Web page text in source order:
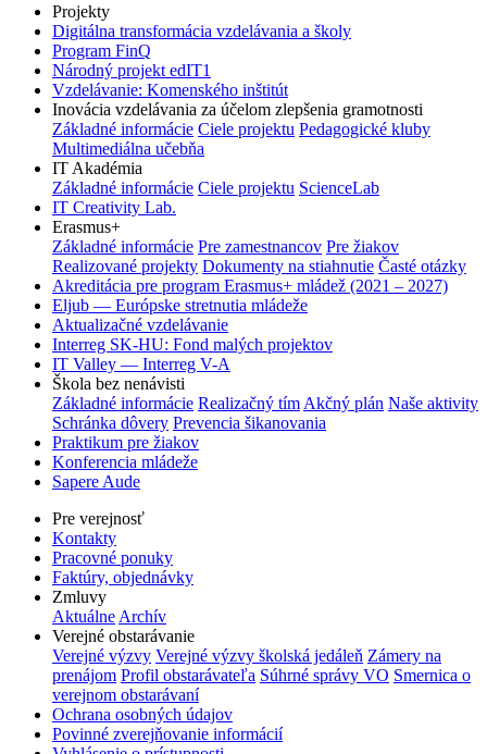
Projekty
Digitálna transformácia vzdelávania a školy
Program FinQ
Národný projekt edIT1
Vzdelávanie: Komenského inštitút
Inovácia vzdelávania za účelom zlepšenia gramotnosti
Základné informácie Ciele projektu Pedagogické kluby
Multimediálna učebňa
IT Akadémia
Základné informácie Ciele projektu ScienceLab
IT Creativity Lab.
Erasmus+
Základné informácie Pre zamestnancov Pre žiakov
Realizované projekty Dokumenty na stiahnutie Časté otázky
Akreditácia pre program Erasmus+ mládež (2021 – 2027)
Eljub — Európske stretnutia mládeže
Aktualizačné vzdelávanie
Interreg SK-HU: Fond malých projektov
IT Valley — Interreg V-A
Škola bez nenávisti
Základné informácie Realizačný tím Akčný plán Naše aktivity
Schránka dôvery Prevencia šikanovania
Praktikum pre žiakov
Konferencia mládeže
Sapere Aude
Pre verejnosť
Kontakty
Pracovné ponuky
Faktúry, objednávky
Zmluvy
Aktuálne Archív
Verejné obstarávanie
Verejné výzvy Verejné výzvy školská jedáleň Zámery na
prenájom Profil obstarávateľa Súhrné správy VO Smernica o
verejnom obstarávaní
Ochrana osobných údajov
Povinné zverejňovanie informácií